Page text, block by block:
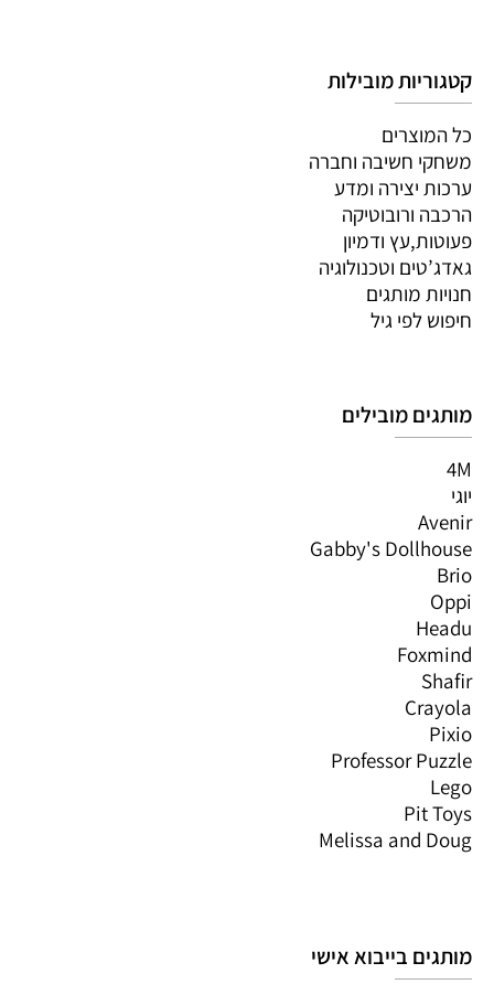
קטגוריות מובילות
כל המוצרים
משחקי חשיבה וחברה
ערכות יצירה ומדע
הרכבה ורובוטיקה
פעוטות,עץ ודמיון
גאדג’טים וטכנולוגיה
חנויות מותגים
חיפוש לפי גיל
מותגים מובילים
4M
יוגי
Avenir
Gabby's Dollhouse
Brio
Oppi
Headu
Foxmind
Shafir
Crayola
Pixio
Professor Puzzle
Lego
Pit Toys
Melissa and Doug
מותגים בייבוא אישי